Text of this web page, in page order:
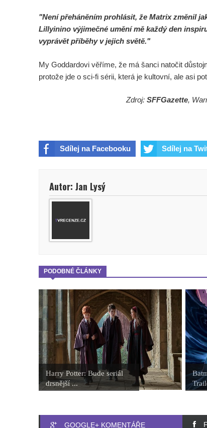
"Není přeháněním prohlásit, že Matrix změnil
Lillyinino výjimečné umění mě každý den
vyprávět příběhy v jejich světě."
My Goddardovi věříme, že má šanci natočit
protože jde o sci-fi sérii, která je kultovní, ale asi
Zdroj: SFFGazette,
Sdílej na Facebooku Sdílej na
Autor: Jan Lysý
PODOBNÉ ČLÁNKY
Harry Potter: Bude seriál
drsnější ...
GOOGLE+ KOMENTÁŘE